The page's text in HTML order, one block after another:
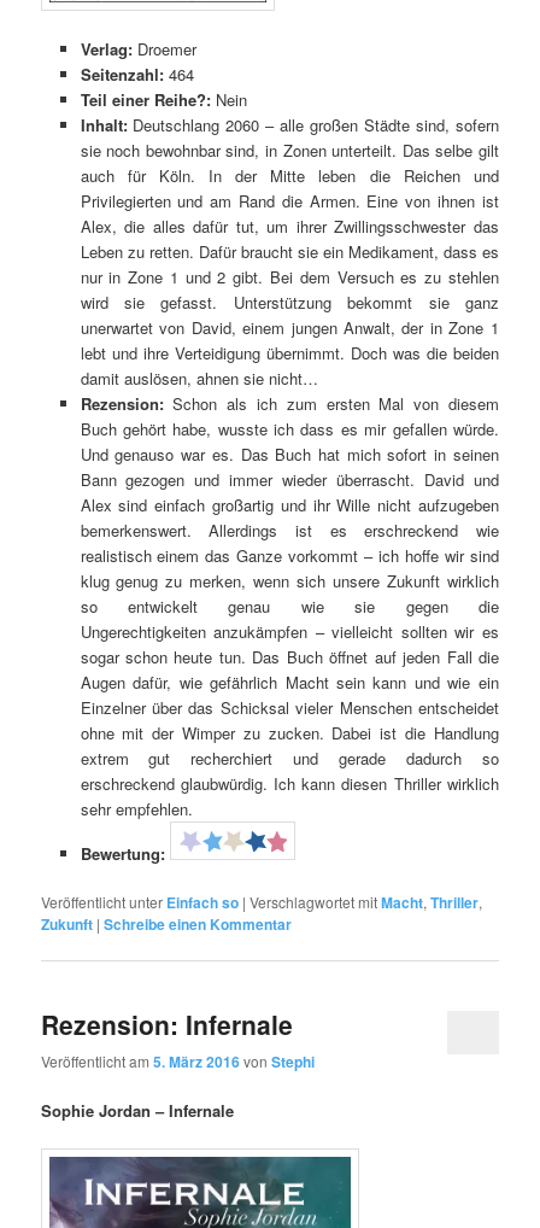
Verlag: Droemer
Seitenzahl: 464
Teil einer Reihe?: Nein
Inhalt: Deutschlang 2060 – alle großen Städte sind, sofern
sie noch bewohnbar sind, in Zonen unterteilt. Das selbe gilt
auch für Köln. In der Mitte leben die Reichen und
Privilegierten und am Rand die Armen. Eine von ihnen ist
Alex, die alles dafür tut, um ihrer Zwillingsschwester das
Leben zu retten. Dafür braucht sie ein Medikament, dass es
nur in Zone 1 und 2 gibt. Bei dem Versuch es zu stehlen
wird sie gefasst. Unterstützung bekommt sie ganz
unerwartet von David, einem jungen Anwalt, der in Zone 1
lebt und ihre Verteidigung übernimmt. Doch was die beiden
damit auslösen, ahnen sie nicht…
Rezension:Schon als ich zum ersten Mal von diesem
Buch gehört habe, wusste ich dass es mir gefallen würde.
Und genauso war es. Das Buch hat mich sofort in seinen
Bann gezogen und immer wieder überrascht. David und
Alex sind einfach großartig und ihr Wille nicht aufzugeben
bemerkenswert. Allerdings ist es erschreckend wie
realistisch einem das Ganze vorkommt – ich hoffe wir sind
klug genug zu merken, wenn sich unsere Zukunft wirklich
so entwickelt genau wie sie gegen die
Ungerechtigkeiten anzukämpfen – vielleicht sollten wir es
sogar schon heute tun. Das Buch öffnet auf jeden Fall die
Augen dafür, wie gefährlich Macht sein kann und wie ein
Einzelner über das Schicksal vieler Menschen entscheidet
ohne mit der Wimper zu zucken. Dabei ist die Handlung
extrem gut recherchiert und gerade dadurch so
erschreckend glaubwürdig. Ich kann diesen Thriller wirklich
sehr empfehlen.
Bewertung:
Veröffentlicht unter Einfach so |Verschlagwortet mitMacht,Thriller,
Zukunft |Schreibe einen Kommentar
Rezension: Infernale
Veröffentlicht am5. März 2016vonStephi
Sophie Jordan –Infernale